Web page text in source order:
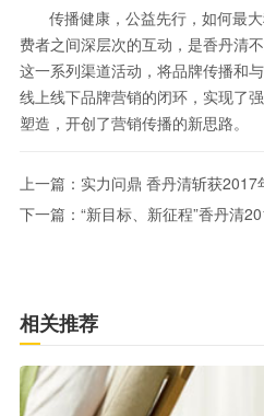
传播健康，公益先行，如何最
费者之间深层次的互动，是香丹清
这一系列渠道活动，将品牌传播和
线上线下品牌营销的闭环，实现了
塑造，开创了营销传播的新思路。
上一篇：实力问鼎 香丹清斩获2017
下一篇：“新目标、新征程”香丹清
相关推荐